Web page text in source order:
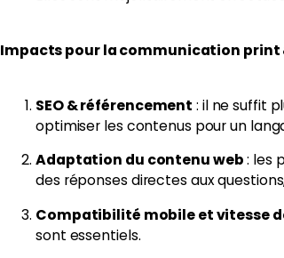
Impacts pour la communication print
SEO & référencement : il ne suffit
optimiser les contenus pour un
Adaptation du contenu web: les
des réponses directes aux
Compatibilité mobile et vitesse
sont essentiels.